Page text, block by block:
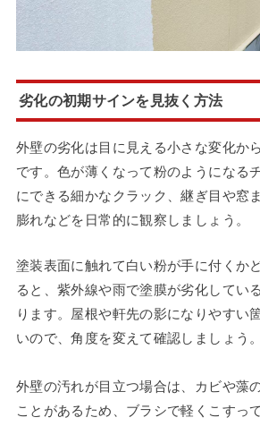
劣化の初期サインを見抜く方法
外壁の劣化は目に見える小さな変化か
です。色が薄くなって粉のようになる
にできる細かなクラック、継ぎ目や窓
膨れなどを日常的に観察しましょう。
塗装表面に触れて白い粉が手に付くか
ると、紫外線や雨で塗膜が劣化してい
ります。屋根や軒先の影になりやすい
いので、角度を変えて確認しましょう。
外壁の汚れが目立つ場合は、カビや藻
ことがあるため、ブラシで軽くこすっ